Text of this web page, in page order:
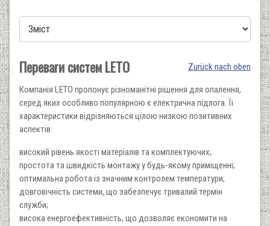
Zurück nach oben
Переваги систем LETO
Компанія LETO пропонує різноманітні рішення для опалення,
серед яких особливо популярною є електрична підлога. Її
характеристики відрізняються цілою низкою позитивних
аспектів:
високий рівень якості матеріалів та комплектуючих;
простота та швидкість монтажу у будь-якому приміщенні;
оптимальна робота із значним контролем температури;
довговічність системи, що забезпечує тривалий термін
служби;
висока енергоефективність, що дозволяє економити на